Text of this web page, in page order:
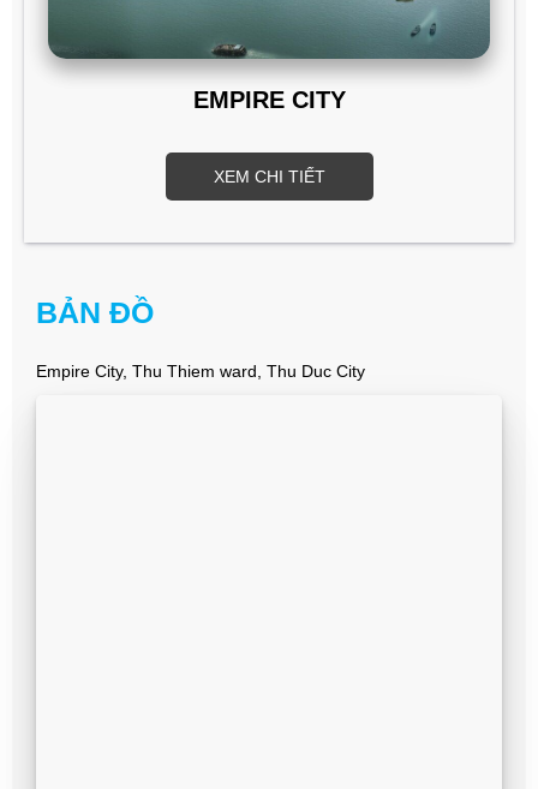
EMPIRE CITY
XEM CHI TIẾT
BẢN ĐỒ
Empire City, Thu Thiem ward, Thu Duc City